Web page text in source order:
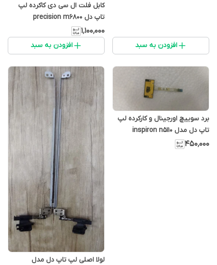
افزودن به سبد
کابل فلت ال سی دی کاکرده لپ
تاپ دل precision m6800
۱٬۱۰۰٬۰۰۰
افزودن به سبد
برد سوییچ اورجینال و کارکرده لپ
تاپ دل مدل inspiron n5110
۴۵۰٬۰۰۰
لولا اصلی لپ تاپ دل مدل